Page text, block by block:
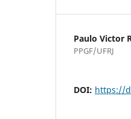
Paulo Victor
PPGF/UFRJ
DOI: https://